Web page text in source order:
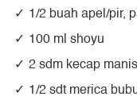
1/2 buah apel/pir,
100 ml shoyu
2 sdm kecap manis
1/2 sdt merica